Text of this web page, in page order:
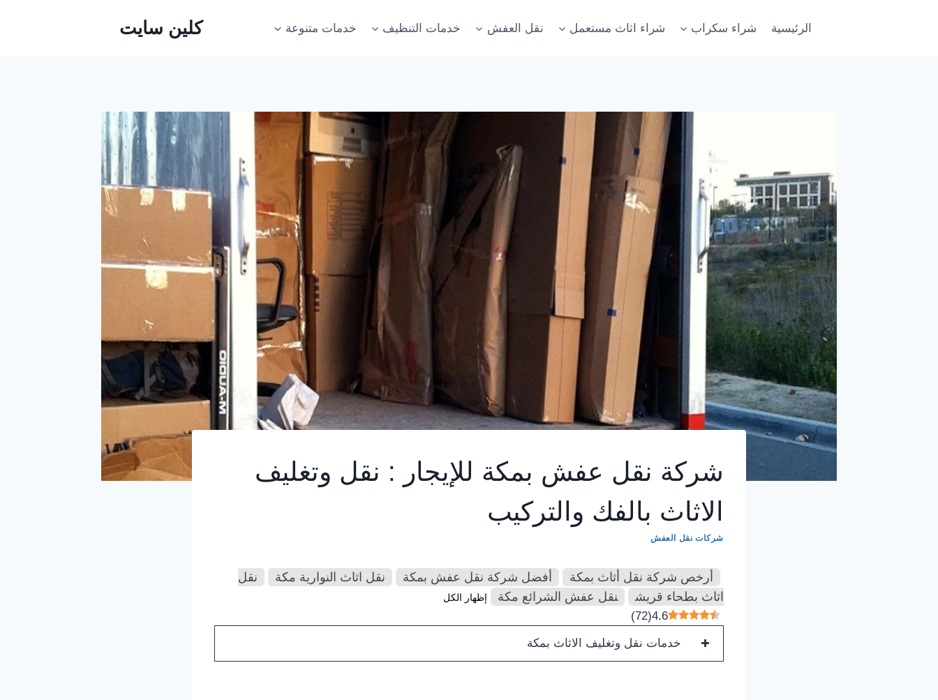
الرئيسية شراء سكراب شراء اثاث مستعمل نقل العفش خدمات التنظيف خدمات متنوعة كلين سايت
شركة نقل عفش بمكة للإيجار : نقل وتغليف
الاثاث بالفك والتركيب
شركات نقل العفش
أرخص شركة نقل أثاث بمكة أفضل شركة نقل عفش بمكة نقل اثاث النوارية مكة
نقل
اثاث بطحاء قريش
نقل عفش الشرائع مكة إظهار الكل
4.6
(
72
)
خدمات نقل وتغليف الاثاث بمكة